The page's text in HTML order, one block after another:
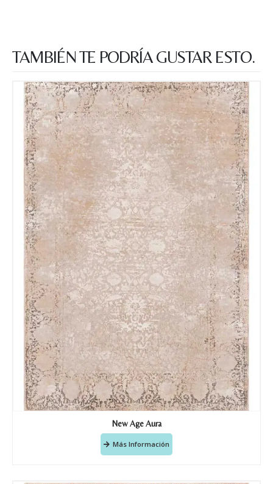
TAMBIÉN TE PODRÍA GUSTAR ESTO.
New Age Aura
Más Información